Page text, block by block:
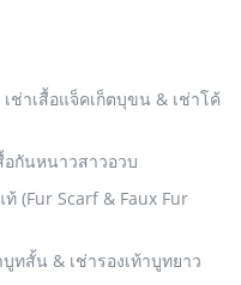
ช่าเสื้อแจ็คเก็ตบุขน & เช่าโค้
อกันหนาวสาวอวบ
(Fur Scarf & Faux Fur
ทสั้น & เช่ารองเท้าบูทยาว